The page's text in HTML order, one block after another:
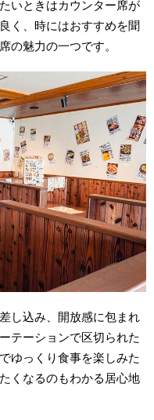
いときはカウンター席が
く、時にはおすすめを聞
の魅力の一つです。
し込み、開放感に包まれ
テーションで区切られた
ゆっくり食事を楽しみた
くなるのもわかる居心地